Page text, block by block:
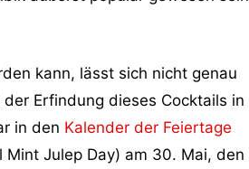
kann, lässt sich nicht genau
Erfindung dieses Cocktails in
in den Kalender der Feiertage
Mint Julep Day) am 30. Mai, den